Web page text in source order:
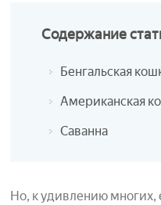
Содержание
Бенгальская
Американская
Саванна
Но, к удивлению многих,